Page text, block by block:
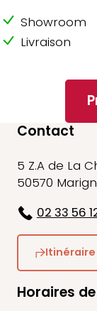
Showroom
Livraison
Contact
5 Z.A de La
50570
02 33 56
Itinéraire
Horaires